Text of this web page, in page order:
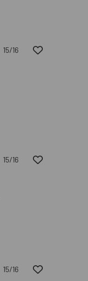
15/16
15/16
15/16